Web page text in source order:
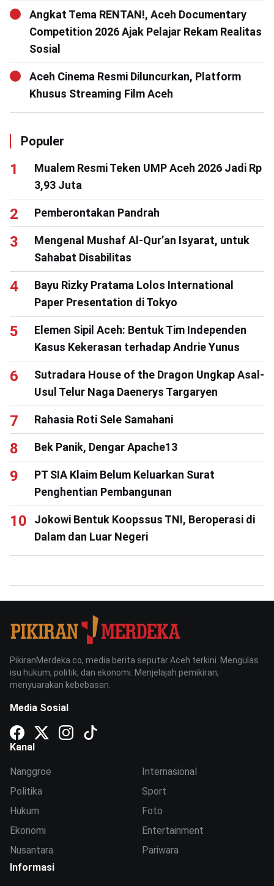
Angkat Tema RENTAN!, Aceh Documentary
Competition 2026 Ajak Pelajar Rekam Realitas
Sosial
Aceh Cinema Resmi Diluncurkan, Platform
Khusus Streaming Film Aceh
Populer
Mualem Resmi Teken UMP Aceh 2026 Jadi Rp
3,93 Juta
Pemberontakan Pandrah
Mengenal Mushaf Al-Qur’an Isyarat, untuk
Sahabat Disabilitas
Bayu Rizky Pratama Lolos International
Paper Presentation di Tokyo
Elemen Sipil Aceh: Bentuk Tim Independen
Kasus Kekerasan terhadap Andrie Yunus
Sutradara House of the Dragon Ungkap Asal-
Usul Telur Naga Daenerys Targaryen
Rahasia Roti Sele Samahani
Bek Panik, Dengar Apache13
PT SIA Klaim Belum Keluarkan Surat
Penghentian Pembangunan
Jokowi Bentuk Koopssus TNI, Beroperasi di
Dalam dan Luar Negeri
PikiranMerdeka.co, media berita seputar Aceh terkini. Mengulas
isu hukum, politik, dan ekonomi. Menjelajah pemikiran,
menyuarakan kebebasan.
Media Sosial
Kanal
Nanggroe
Politika
Hukum
Ekonomi
Nusantara
Internasional
Sport
Foto
Entertainment
Pariwara
Informasi